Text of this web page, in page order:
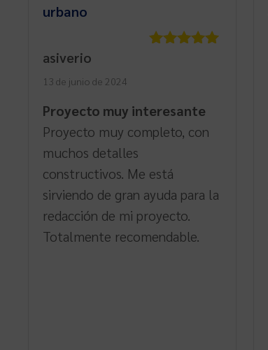
urbano
asiverio
13 de junio de 2024
Proyecto muy interesante
Proyecto muy completo, con
muchos detalles
constructivos. Me está
sirviendo de gran ayuda para la
redacción de mi proyecto.
Totalmente recomendable.